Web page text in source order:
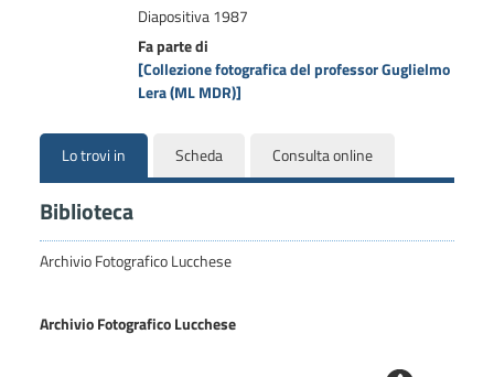
Diapositiva1987
Fa parte di
[Collezione fotografica del professor Guglielmo
Lera (ML MDR)]
Lo trovi in Scheda Consulta online
Biblioteca
Archivio Fotografico Lucchese
Archivio Fotografico Lucchese